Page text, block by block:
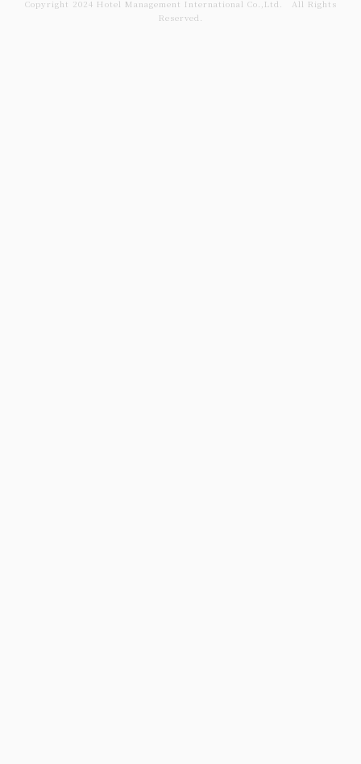
Copyright 2024 Hotel Management International Co.,Ltd． All Rights
Reserved.